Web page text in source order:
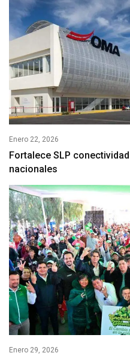
Enero 22, 2026
Fortalece SLP
nacionales
Enero 29, 2026